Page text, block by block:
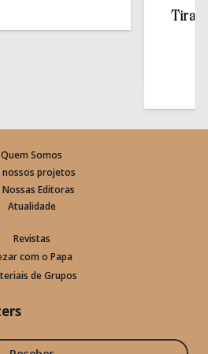
Tirar a
Quem Somos
nossos projetos
Nossas Editoras
Atualidade
Revistas
com o Papa
de Grupos